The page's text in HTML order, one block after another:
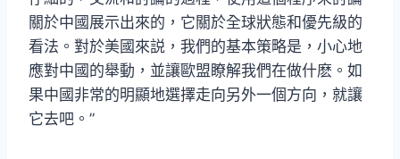
關於中國展示出來的，它關於全球狀態和優先級的
看法。對於美國來説，我們的基本策略是，小心地
應對中國的舉動，並讓歐盟瞭解我們在做什麽。如
果中國非常的明顯地選擇走向另外一個方向，就讓
它去吧。”